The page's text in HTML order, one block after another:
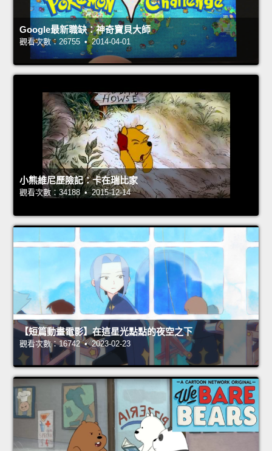
Google最新職缺：神奇寶貝大師
觀看次數：26755 • 2014-04-01
小熊維尼歷險記：卡在瑞比家
觀看次數：34188 • 2015-12-14
【短篇動畫電影】在這星光點點的夜空之下
觀看次數：16742 • 2023-02-23